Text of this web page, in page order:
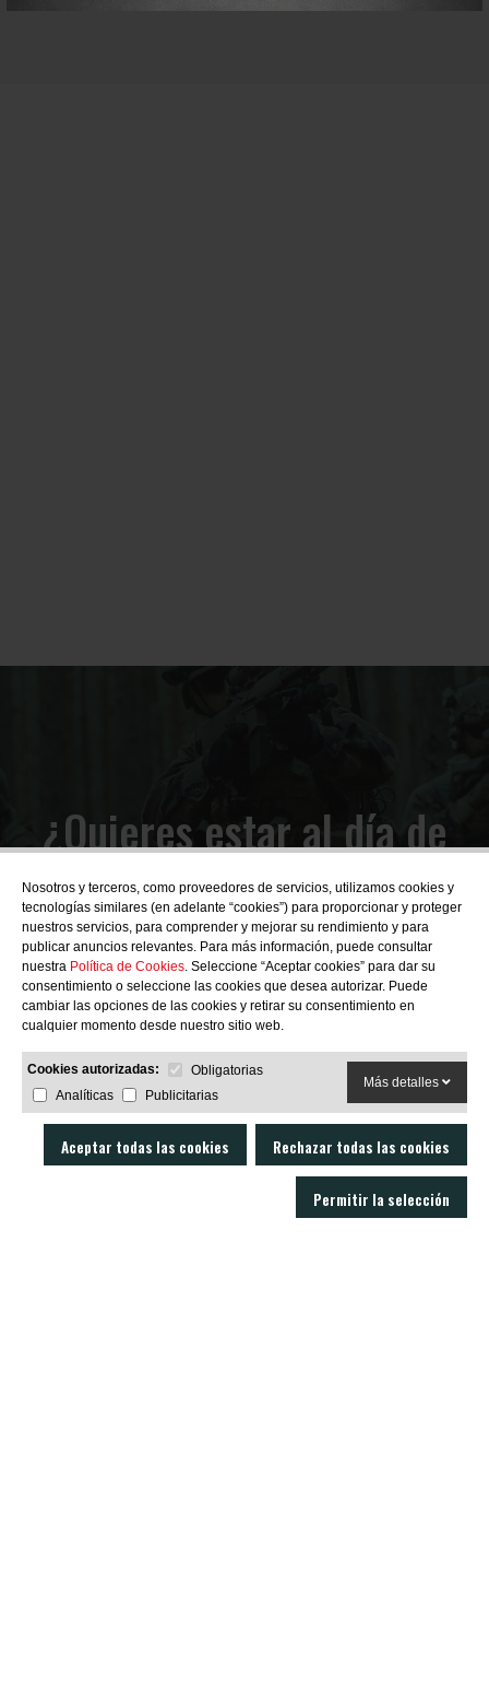
¿Quieres estar al día de
las novedades?
SUBSCRIBIRME
Nosotros y terceros, como proveedores de servicios, utilizamos cookies y
tecnologías similares (en adelante “cookies”) para proporcionar y proteger
nuestros servicios, para comprender y mejorar su rendimiento y para
publicar anuncios relevantes. Para más información, puede consultar
nuestra Política de Cookies. Seleccione “Aceptar cookies” para dar su
consentimiento o seleccione las cookies que desea autorizar. Puede
cambiar las opciones de las cookies y retirar su consentimiento en
cualquier momento desde nuestro sitio web.
Cookies autorizadas:
Obligatorias
Analíticas
Publicitarias
Más detalles
Aceptar todas las cookies Rechazar todas las cookies
Permitir la selección